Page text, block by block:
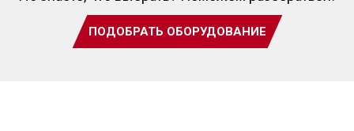
ПОДОБРАТЬ ОБОРУДОВАНИЕ